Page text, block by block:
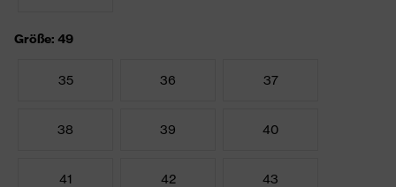
Größe: 49
35 36 37
38 39 40
41 42 43